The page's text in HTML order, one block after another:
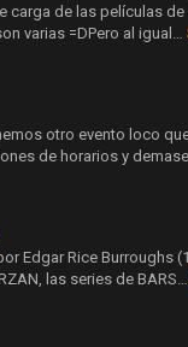
carga de las películas
varias =DPero al igual…
otro evento loco
de horarios y
Edgar Rice Burroughs
las series de BARS…